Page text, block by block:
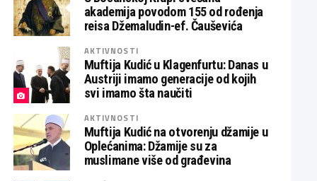
akademija povodom 155 od rođenja
reisa Džemaludin-ef. Čauševića
AKTIVNOSTI
Muftija Kudić u Klagenfurtu: Danas u
Austriji imamo generacije od kojih
svi imamo šta naučiti
AKTIVNOSTI
Muftija Kudić na otvorenju džamije u
Oplećanima: Džamije su za
muslimane više od građevina